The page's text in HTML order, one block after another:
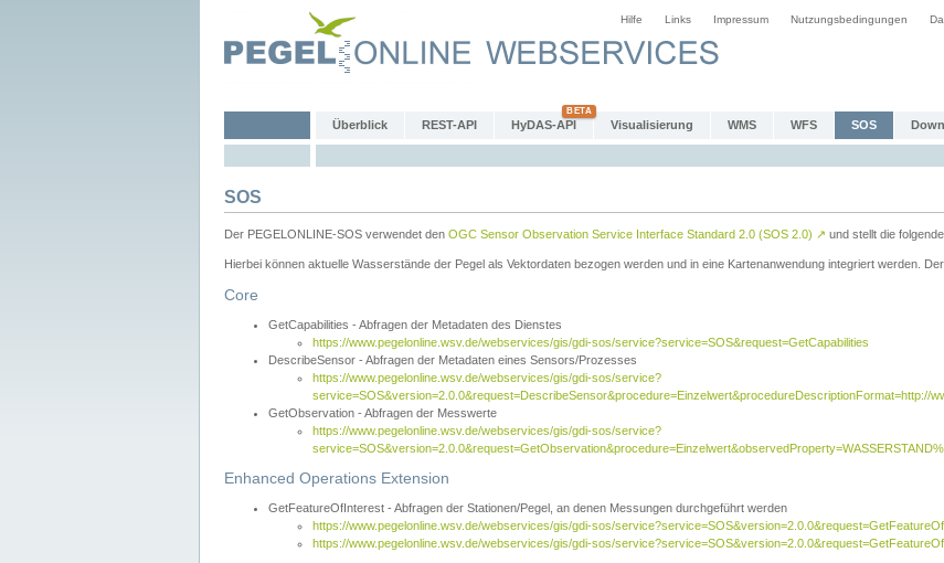
Hilfe Links Impressum Nutzungsbedingungen
Überblick REST-API HyDAS-API Visualisierung WMS WFS SOS
SOS
Der PEGELONLINE-SOS verwendet den OGC Sensor Observation Service Interface Standard 2.0 (SOS 2.0) ↗ und stellt die
Hierbei können aktuelle Wasserstände der Pegel als Vektordaten bezogen werden und in eine Kartenanwendung integriert werden.
Core
GetCapabilities - Abfragen der Metadaten des Dienstes
https://www.pegelonline.wsv.de/webservices/gis/gdi-sos/service?service=SOS&request=GetCapabilities
DescribeSensor - Abfragen der Metadaten eines Sensors/Prozesses
https://www.pegelonline.wsv.de/webservices/gis/gdi-sos/service?
service=SOS&version=2.0.0&request=DescribeSensor&procedure=Einzelwert&procedureDescriptionFormat=http://
GetObservation - Abfragen der Messwerte
https://www.pegelonline.wsv.de/webservices/gis/gdi-sos/service?
Enhanced Operations Extension
GetFeatureOfInterest - Abfragen der Stationen/Pegel, an denen Messungen durchgeführt werden
https://www.pegelonline.wsv.de/webservices/gis/gdi-sos/
https://www.pegelonline.wsv.de/webservices/gis/gdi-sos/